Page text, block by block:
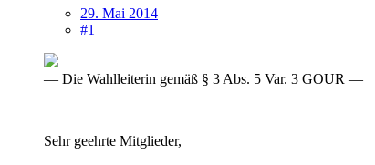
29. Mai 2014
#1
— Die Wahlleiterin gemäß § 3 Abs. 5 Var. 3 GOUR —
Sehr geehrte Mitglieder,